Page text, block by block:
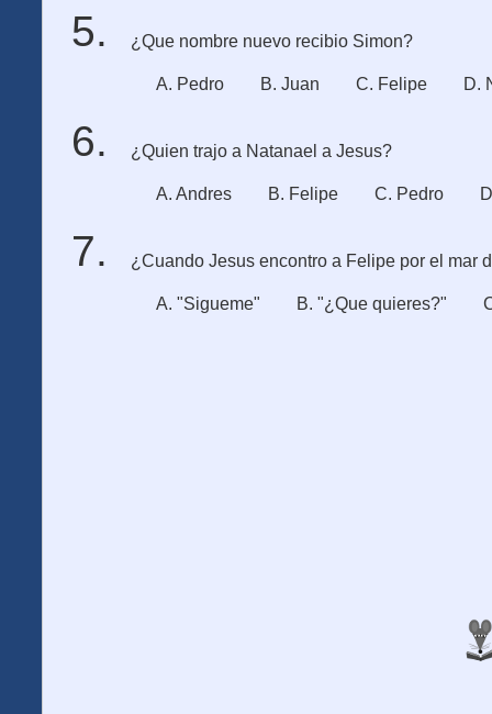
¿Que nombre nuevo recibio Simon?
A. Pedro B. Juan C. Felipe D.
¿Quien trajo a Natanael a Jesus?
A. Andres B. Felipe C. Pedro
¿Cuando Jesus encontro a Felipe por el mar
A. "Sigueme" B. "¿Que quieres?"